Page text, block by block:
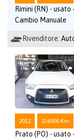
Rimini (RN) -
Cambio Manuale
Rivenditore:
2012 236000 Km
Prato (PO) - usato